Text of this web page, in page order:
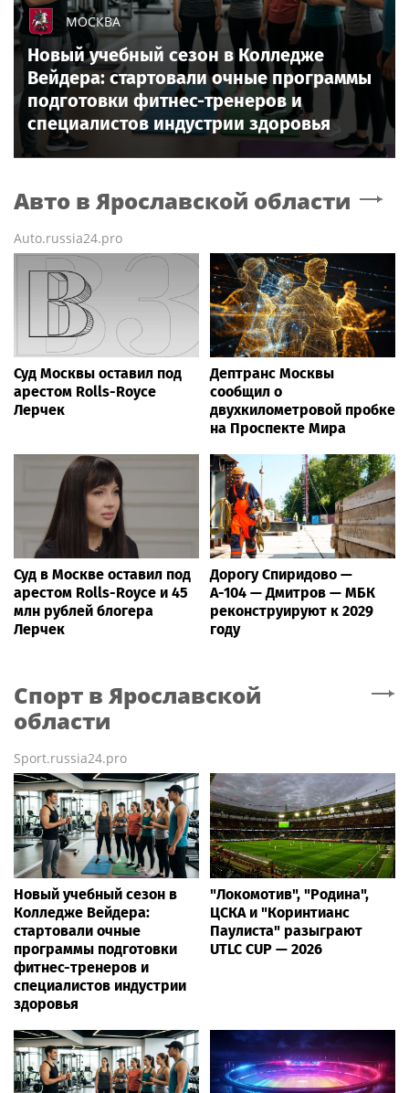
МОСКВА
Новый учебный сезон в Колледже
Вейдера: стартовали очные программы
подготовки фитнес-тренеров и
специалистов индустрии здоровья
Авто в Ярославской области
Auto.russia24.pro
Суд Москвы оставил под
арестом Rolls-Royce
Лерчек
Дептранс Москвы
сообщил о
двухкилометровой пробке
на Проспекте Мира
Суд в Москве оставил под
арестом Rolls-Royce и 45
млн рублей блогера
Лерчек
Дорогу Спиридово —
А-104 — Дмитров — МБК
реконструируют к 2029
году
Спорт в Ярославской
области
Sport.russia24.pro
Новый учебный сезон в
Колледже Вейдера:
стартовали очные
программы подготовки
фитнес-тренеров и
специалистов индустрии
здоровья
"Локомотив", "Родина",
ЦСКА и "Коринтианс
Паулиста" разыграют
UTLC CUP — 2026